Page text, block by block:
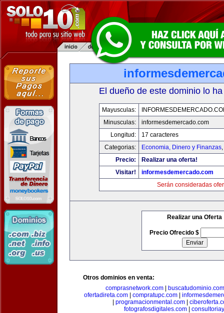
El dueño de este dominio lo
Mayusculas:
Minusculas:
informesdemercado.com
Longitud:
17 caracteres
Categorias:
Economia, Dinero y Finanzas,
Precio:
Realizar una oferta!
Visitar!
informesdemercado.com
Serán consideradas
Realizar una Oferta
Precio Ofrecido $
Otros dominios en venta:
comprasnetwork.com
buscatudominio.com
ofertadireta.com| compratupc.com|
programacionmental.com|
fotografosdigitales.com|